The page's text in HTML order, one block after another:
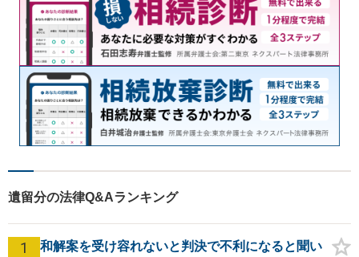
遺留分の法律Q&Aランキング
1
和解案を受け容れないと判決で不利になると聞い